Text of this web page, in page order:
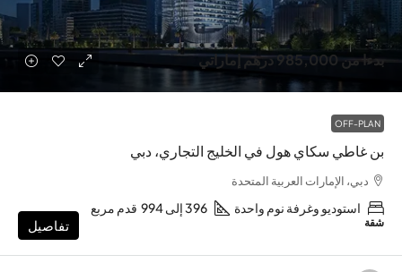
بدءا من985,000 درهم إماراتي
OFF-PLAN
بن غاطي سكاي هول في الخليج التجاري، دبي
دبي، الإمارات العربية المتحدة
استوديو وغرفة نوم واحدة 396 إلى 994 قدم مربع
شقة تفاصيل